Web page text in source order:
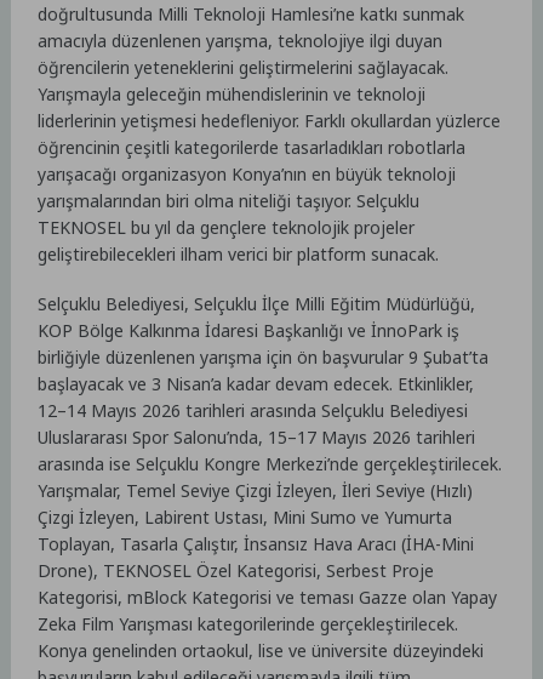
doğrultusunda Milli Teknoloji Hamlesi’ne katkı sunmak
amacıyla düzenlenen yarışma, teknolojiye ilgi duyan
öğrencilerin yeteneklerini geliştirmelerini sağlayacak.
Yarışmayla geleceğin mühendislerinin ve teknoloji
liderlerinin yetişmesi hedefleniyor. Farklı okullardan yüzlerce
öğrencinin çeşitli kategorilerde tasarladıkları robotlarla
yarışacağı organizasyon Konya’nın en büyük teknoloji
yarışmalarından biri olma niteliği taşıyor. Selçuklu
TEKNOSEL bu yıl da gençlere teknolojik projeler
geliştirebilecekleri ilham verici bir platform sunacak.
Selçuklu Belediyesi, Selçuklu İlçe Milli Eğitim Müdürlüğü,
KOP Bölge Kalkınma İdaresi Başkanlığı ve İnnoPark iş
birliğiyle düzenlenen yarışma için ön başvurular 9 Şubat’ta
başlayacak ve 3 Nisan’a kadar devam edecek. Etkinlikler,
12–14 Mayıs 2026 tarihleri arasında Selçuklu Belediyesi
Uluslararası Spor Salonu’nda, 15–17 Mayıs 2026 tarihleri
arasında ise Selçuklu Kongre Merkezi’nde gerçekleştirilecek.
Yarışmalar, Temel Seviye Çizgi İzleyen, İleri Seviye (Hızlı)
Çizgi İzleyen, Labirent Ustası, Mini Sumo ve Yumurta
Toplayan, Tasarla Çalıştır, İnsansız Hava Aracı (İHA-Mini
Drone), TEKNOSEL Özel Kategorisi, Serbest Proje
Kategorisi, mBlock Kategorisi ve teması Gazze olan Yapay
Zeka Film Yarışması kategorilerinde gerçekleştirilecek.
Konya genelinden ortaokul, lise ve üniversite düzeyindeki